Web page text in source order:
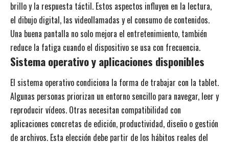
brillo y la respuesta táctil. Estos aspectos influyen en la lectura,
el dibujo digital, las videollamadas y el consumo de contenidos.
Una buena pantalla no solo mejora el entretenimiento, también
reduce la fatiga cuando el dispositivo se usa con frecuencia.
Sistema operativo y aplicaciones disponibles
El sistema operativo condiciona la forma de trabajar con la tablet.
Algunas personas priorizan un entorno sencillo para navegar, leer y
reproducir vídeos. Otras necesitan compatibilidad con
aplicaciones concretas de edición, productividad, diseño o gestión
de archivos. Esta elección debe partir de los hábitos reales del